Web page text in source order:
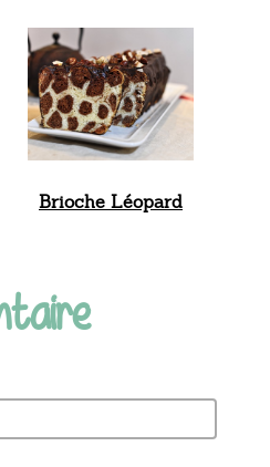
Brioche Léopard